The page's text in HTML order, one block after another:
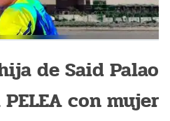
de Said Palao
PELEA con mujer